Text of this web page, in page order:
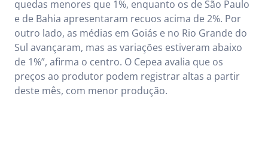
quedas menores que 1%, enquanto os de São Paulo
e de Bahia apresentaram recuos acima de 2%. Por
outro lado, as médias em Goiás e no Rio Grande do
Sul avançaram, mas as variações estiveram abaixo
de 1%”, afirma o centro. O Cepea avalia que os
preços ao produtor podem registrar altas a partir
deste mês, com menor produção.